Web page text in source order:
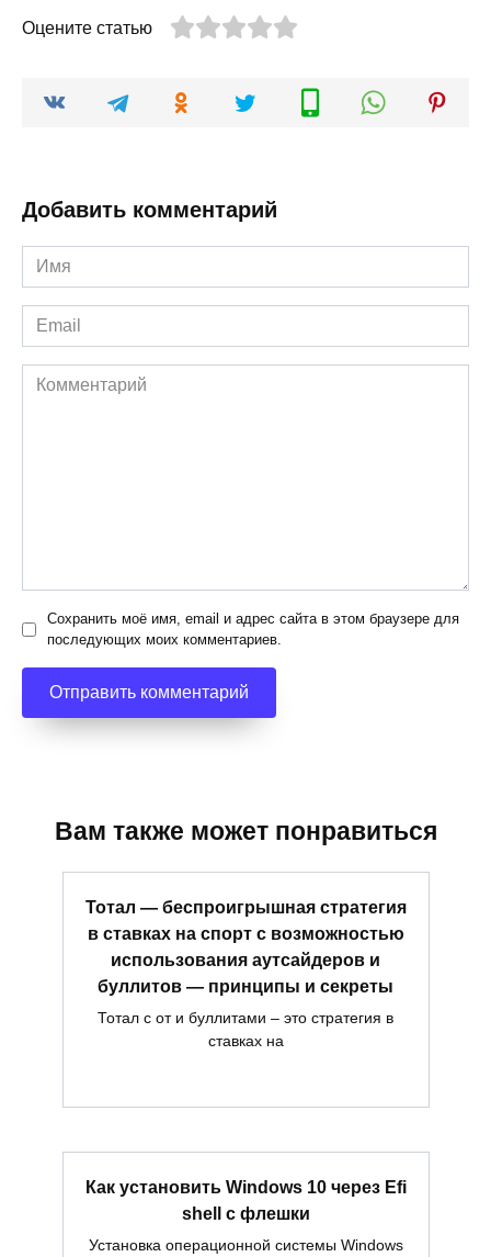
Оцените статью
Добавить комментарий
Имя
*
Email
*
Комментарий
Сохранить моё имя, email и адрес сайта в этом браузере для
последующих моих комментариев.
Вам также может понравиться
Тотал — беспроигрышная стратегия
в ставках на спорт с возможностью
использования аутсайдеров и
буллитов — принципы и секреты
Тотал с от и буллитами – это стратегия в
ставках на
Как установить Windows 10 через Efi
shell с флешки
Установка операционной системы Windows